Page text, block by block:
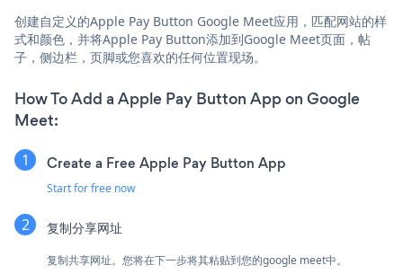
创建自定义的Apple Pay Button Google Meet应用，匹配网站的样
式和颜色，并将Apple Pay Button添加到Google Meet页面，帖
子，侧边栏，页脚或您喜欢的任何位置现场。
How To Add a Apple Pay Button App on Google
Meet:
Create a Free Apple Pay Button App
Start for free now
复制分享网址
复制共享网址。您将在下一步将其粘贴到您的google meet中。